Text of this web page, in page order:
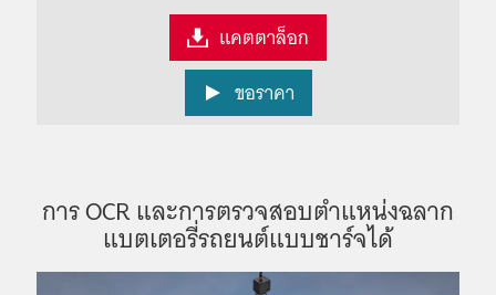
แคตตาล็อก
ขอราคา
การ OCR และการตรวจสอบตำแหน่งฉลาก
แบตเตอรี่รถยนต์แบบชาร์จได้